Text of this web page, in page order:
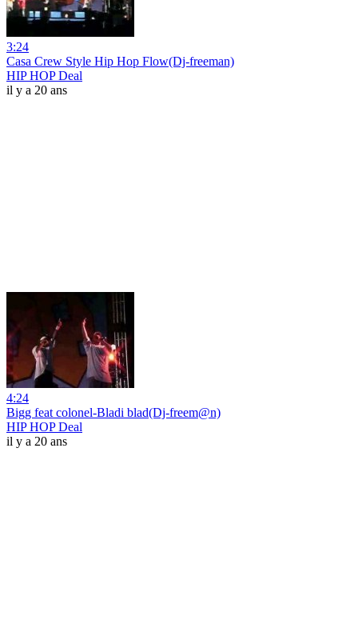
3:24
Casa Crew Style Hip Hop Flow(Dj-freeman)
HIP HOP Deal
il y a 20 ans
4:24
Bigg feat colonel-Bladi blad(Dj-freem@n)
HIP HOP Deal
il y a 20 ans